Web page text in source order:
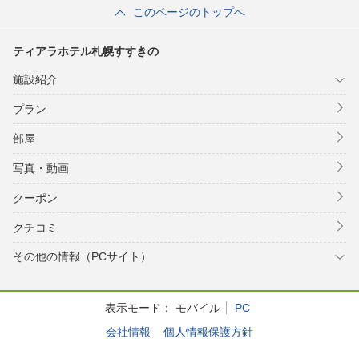
このページのトップへ
ティアラホテル札幌すすきの
施設紹介
プラン
部屋
写真・動画
クーポン
クチコミ
その他の情報（PCサイト）
表示モード： モバイル
PC
会社情報
個人情報保護方針